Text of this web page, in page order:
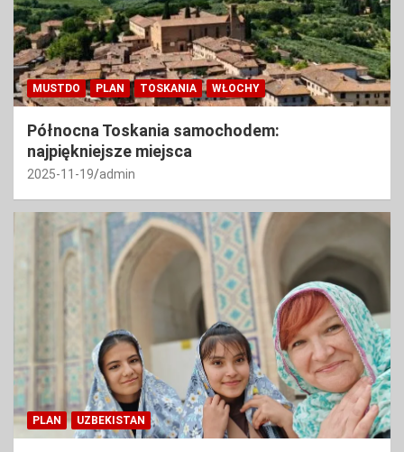
MUSTDO PLAN TOSKANIA WŁOCHY
Północna Toskania samochodem:
najpiękniejsze miejsca
2025-11-19 admin
PLAN UZBEKISTAN